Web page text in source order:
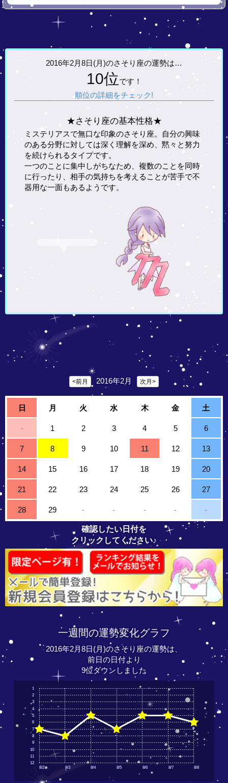
2016年2月8日(月)のさそり座の運勢は…
10位です！
順位の詳細をチェック!
★さそり座の基本性格★
ミステリアスで無口な印象のさそり座。自分の興味
のある分野に対しては深く理解を深め、黙々と努力
を続けられるタイプです。
一つのことに集中しがちなため、複数のことを同時
に行ったり、相手の気持ちを考えることが苦手で不
器用な一面もあるようです。
<前月 2016年2月 次月>
日 月 火 水 木 金 土
- 1 2 3 4 5 6
7 8 9 10 11 12 13
14 15 16 17 18 19 20
21 22 23 24 25 26 27
28 29 - - - - -
確認したい日付を
クリックしてください♪
一週間の運勢変化グラフ
2016年2月8日(月)のさそり座の運勢は、
前日の日付より
9位ダウンしました
8/2 8/3 8/4 8/5 8/6 8/7 8/8
12
11
10
9
8
7
6
5
4
3
2
1